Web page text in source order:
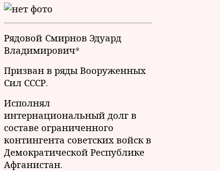
Рядовой Смирнов Эдуард
Владимирович*
Призван в ряды Вооруженных
Сил СССР.
Исполнял
интернациональный долг в
составе ограниченного
контингента советских войск в
Демократической Республике
Афганистан.